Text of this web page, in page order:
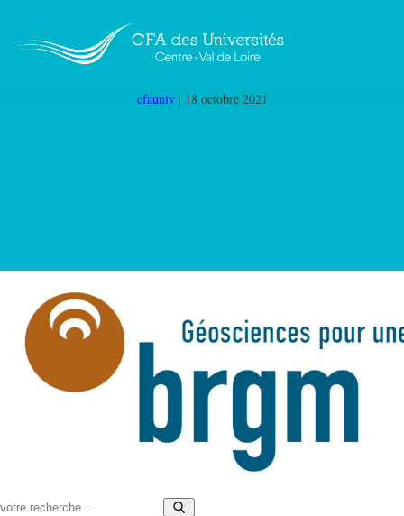
Géologiques et Minières
cfauniv | 18 octobre 2021